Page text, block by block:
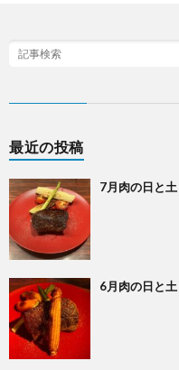
最近の投稿
7月肉の日と
6月肉の日と